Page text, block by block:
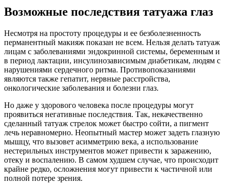
Возможные последствия татуажа глаз
Несмотря на простоту процедуры и ее безболезненность
перманентный макияж показан не всем. Нельзя делать татуаж
лицам с заболеваниями эндокринной системы, беременным и
в период лактации, инсулинозависимым диабетикам, людям с
нарушениями сердечного ритма. Противопоказаниями
являются также гепатит, нервные расстройства,
онкологические заболевания и болезни глаз.
Но даже у здорового человека после процедуры могут
проявиться негативные последствия. Так, некачественно
сделанный татуаж стрелок может быстро сойти, а пигмент
лечь неравномерно. Неопытный мастер может задеть глазную
мышцу, что вызовет асимметрию века, а использование
нестерильных инструментов может привести к заражению,
отеку и воспалению. В самом худшем случае, что происходит
крайне редко, осложнения могут привести к частичной или
полной потере зрения.